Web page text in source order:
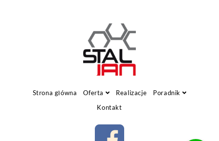
Strona główna Oferta Realizacje
Poradnik
Kontakt